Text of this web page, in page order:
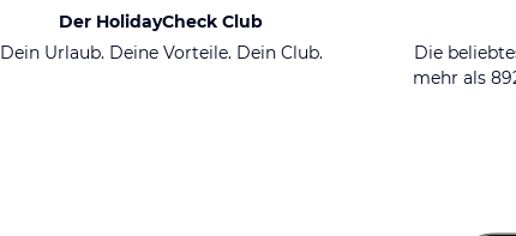
Der HolidayCheck Club
Dein Urlaub. Deine Vorteile. Dein Club.
Die
mehr als